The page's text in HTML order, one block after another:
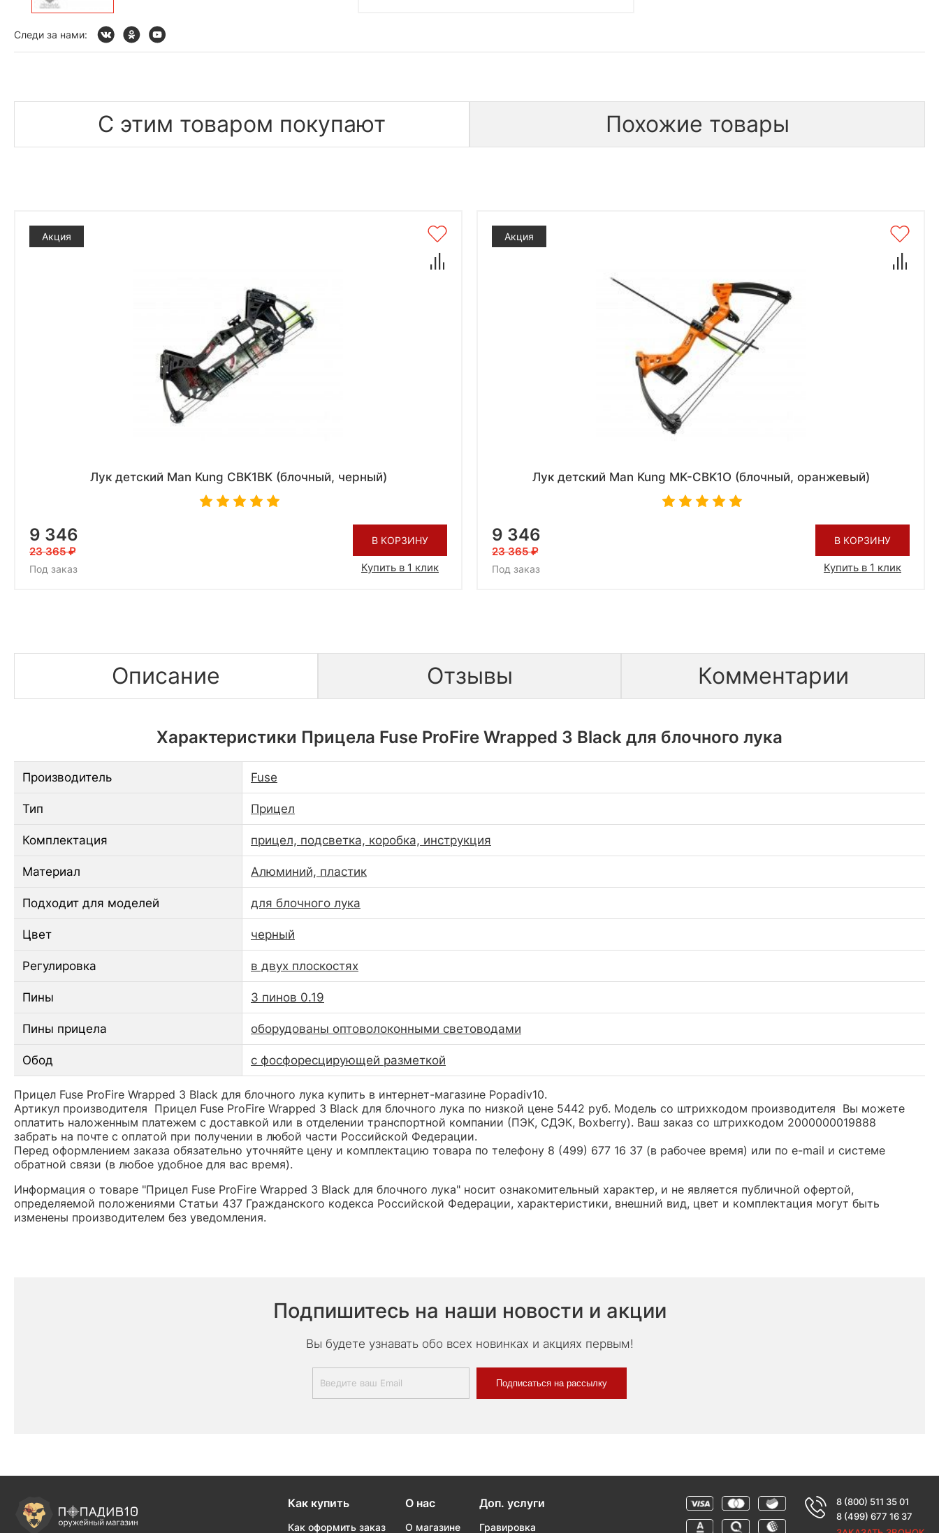
Следи за нами:
С этим товаром покупают Похожие товары
Акция
Лук детский Man Kung CBK1BK (блочный, черный)
9 346
23 365
Под заказ
В КОРЗИНУ
Купить в 1 клик
Акция
Лук детский Man Kung MK-CBK1O (блочный, оранжевый)
9 346
23 365
Под заказ
В КОРЗИНУ
Купить в 1 клик
Описание Отзывы Комментарии
Характеристики Прицела Fuse ProFire Wrapped 3 Black для блочного лука
Производитель Fuse
Тип Прицел
Комплектация прицел, подсветка, коробка, инструкция
Материал Алюминий, пластик
Подходит для моделей для блочного лука
Цвет черный
Регулировка в двух плоскостях
Пины 3 пинов 0.19
Пины прицела оборудованы оптоволоконными световодами
Обод с фосфоресцирующей разметкой
Прицел Fuse ProFire Wrapped 3 Black для блочного лука купить в интернет-магазине Popadiv10.
Артикул производителя Прицел Fuse ProFire Wrapped 3 Black для блочного лука по низкой цене 5442 руб. Модель со штрихкодом производителя Вы можете
оплатить наложенным платежем с доставкой или в отделении транспортной компании (ПЭК, СДЭК, Boxberry). Ваш заказ со штрихкодом 2000000019888
забрать на почте с оплатой при получении в любой части Российской Федерации.
Перед оформлением заказа обязательно уточняйте цену и комплектацию товара по телефону 8 (499) 677 16 37 (в рабочее время) или по e-mail и системе
обратной связи (в любое удобное для вас время).
Информация о товаре "Прицел Fuse ProFire Wrapped 3 Black для блочного лука" носит ознакомительный характер, и не является публичной офертой,
определяемой положениями Статьи 437 Гражданского кодекса Российской Федерации, характеристики, внешний вид, цвет и комплектация могут быть
изменены производителем без уведомления.
Подпишитесь на наши новости и акции
Вы будете узнавать обо всех новинках и акциях первым!
Подписаться на рассылку
Как купить
Как оформить заказ
О нас
О магазине
Доп. услуги
Гравировка
8 (800) 511 35 01
8 (499) 677 16 37